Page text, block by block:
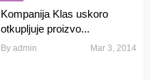
Kompanija Klas uskoro
otkupljuje proizvo...
Byadmin Mar 3, 2014